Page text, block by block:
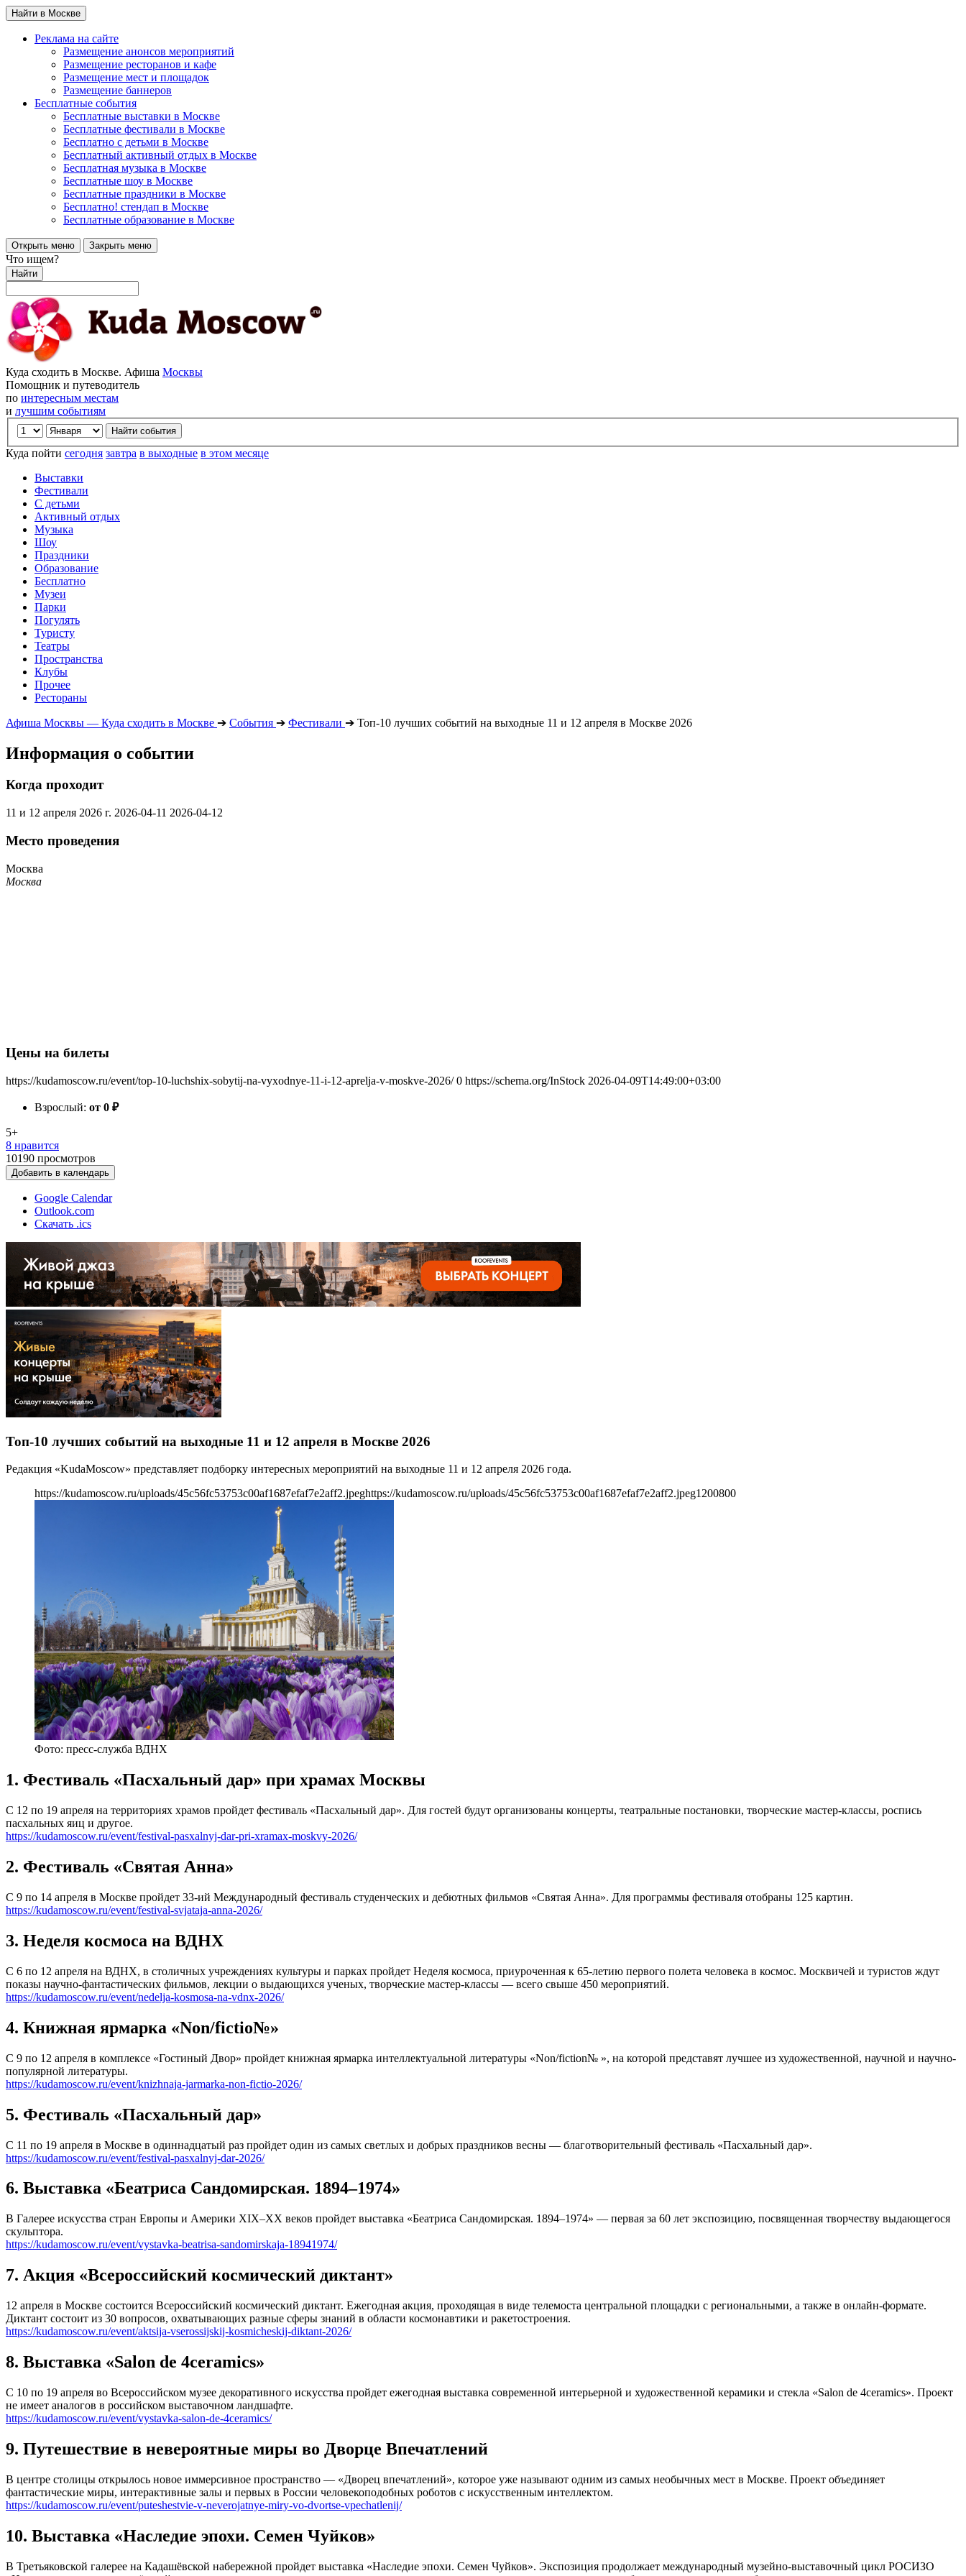
Найти в Москве
Реклама на сайте
Размещение анонсов мероприятий
Размещение ресторанов и кафе
Размещение мест и площадок
Размещение баннеров
Бесплатные события
Бесплатные выставки в Москве
Бесплатные фестивали в Москве
Бесплатно с детьми в Москве
Бесплатный активный отдых в Москве
Бесплатная музыка в Москве
Бесплатные шоу в Москве
Бесплатные праздники в Москве
Бесплатно! стендап в Москве
Бесплатные образование в Москве
Открыть меню Закрыть меню
Что ищем?
Найти
Куда сходить в Москве. Афиша Москвы
Помощник и путеводитель
по интересным местам
и лучшим событиям
Куда пойти сегодня завтра в выходные в этом месяце
Выставки
Фестивали
С детьми
Активный отдых
Музыка
Шоу
Праздники
Образование
Бесплатно
Музеи
Парки
Погулять
Туристу
Театры
Пространства
Клубы
Прочее
Рестораны
Афиша Москвы — Куда сходить в Москве ➔ События ➔ Фестивали ➔ Топ-10 лучших событий на выходные 11 и 12 апреля в Москве 2026
Информация о событии
Когда проходит
11 и 12 апреля 2026 г. 2026-04-11 2026-04-12
Место проведения
Москва
Москва
Цены на билеты
https://kudamoscow.ru/event/top-10-luchshix-sobytij-na-vyxodnye-11-i-12-aprelja-v-moskve-2026/ 0 https://schema.org/InStock 2026-04-09T14:49:00+03:00
Взрослый: от 0 ₽
5+
8 нравится
10190 просмотров
Добавить в календарь
Google Calendar
Outlook.com
Скачать .ics
Топ-10 лучших событий на выходные 11 и 12 апреля в Москве 2026
Редакция «KudaMoscow» представляет подборку интересных мероприятий на выходные 11 и 12 апреля 2026 года.
https://kudamoscow.ru/uploads/45c56fc53753c00af1687efaf7e2aff2.jpeghttps://kudamoscow.ru/uploads/45c56fc53753c00af1687efaf7e2aff2.jpeg1200800
Фото: пресс-служба ВДНХ
1. Фестиваль «Пасхальный дар» при храмах Москвы
С 12 по 19 апреля на территориях храмов пройдет фестиваль «Пасхальный дар». Для гостей будут организованы концерты, театральные постановки, творческие мастер-классы, роспись
пасхальных яиц и другое.
https://kudamoscow.ru/event/festival-pasxalnyj-dar-pri-xramax-moskvy-2026/
2. Фестиваль «Святая Анна»
С 9 по 14 апреля в Москве пройдет 33-ий Международный фестиваль студенческих и дебютных фильмов «Святая Анна». Для программы фестиваля отобраны 125 картин.
https://kudamoscow.ru/event/festival-svjataja-anna-2026/
3. Неделя космоса на ВДНХ
С 6 по 12 апреля на ВДНХ, в столичных учреждениях культуры и парках пройдет Неделя космоса, приуроченная к 65-летию первого полета человека в космос. Москвичей и туристов ждут
показы научно-фантастических фильмов, лекции о выдающихся ученых, творческие мастер-классы — всего свыше 450 мероприятий.
https://kudamoscow.ru/event/nedelja-kosmosa-na-vdnx-2026/
4. Книжная ярмарка «Non/fictio№»
С 9 по 12 апреля в комплексе «Гостиный Двор» пройдет книжная ярмарка интеллектуальной литературы «Non/fiction№ », на которой представят лучшее из художественной, научной и научно-
популярной литературы.
https://kudamoscow.ru/event/knizhnaja-jarmarka-non-fictio-2026/
5. Фестиваль «Пасхальный дар»
С 11 по 19 апреля в Москве в одиннадцатый раз пройдет один из самых светлых и добрых праздников весны — благотворительный фестиваль «Пасхальный дар».
https://kudamoscow.ru/event/festival-pasxalnyj-dar-2026/
6. Выставка «Беатриса Сандомирская. 1894–1974»
В Галерее искусства стран Европы и Америки XIX–XX веков пройдет выставка «Беатриса Сандомирская. 1894–1974» — первая за 60 лет экспозицию, посвященная творчеству выдающегося
скульптора.
https://kudamoscow.ru/event/vystavka-beatrisa-sandomirskaja-18941974/
7. Акция «Всероссийский космический диктант»
12 апреля в Москве состоится Всероссийский космический диктант. Ежегодная акция, проходящая в виде телемоста центральной площадки с региональными, а также в онлайн-формате.
Диктант состоит из 30 вопросов, охватывающих разные сферы знаний в области космонавтики и ракетостроения.
https://kudamoscow.ru/event/aktsija-vserossijskij-kosmicheskij-diktant-2026/
8. Выставка «Salon de 4ceramics»
С 10 по 19 апреля во Всероссийском музее декоративного искусства пройдет ежегодная выставка современной интерьерной и художественной керамики и стекла «Salon de 4ceramics». Проект
не имеет аналогов в российском выставочном ландшафте.
https://kudamoscow.ru/event/vystavka-salon-de-4ceramics/
9. Путешествие в невероятные миры во Дворце Впечатлений
В центре столицы открылось новое иммерсивное пространство — «Дворец впечатлений», которое уже называют одним из самых необычных мест в Москве. Проект объединяет
фантастические миры, интерактивные залы и первых в России человекоподобных роботов с искусственным интеллектом.
https://kudamoscow.ru/event/puteshestvie-v-neverojatnye-miry-vo-dvortse-vpechatlenij/
10. Выставка «Наследие эпохи. Семен Чуйков»
В Третьяковской галерее на Кадашёвской набережной пройдет выставка «Наследие эпохи. Семен Чуйков». Экспозиция продолжает международный музейно-выставочный цикл РОСИЗО